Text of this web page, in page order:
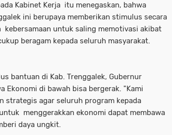
Kabinet Kerja itu menegaskan, bahwa
ini berupaya memberikan stimulus secara
untuk saling memotivasi akibat
beragam kepada seluruh masyarakat.
bantuan di Kab. Trenggalek, Gubernur
Ekonomi di bawah bisa bergerak. "Kami
strategis agar seluruh program kepada
menggerakkan ekonomi dapat membawa
daya ungkit.